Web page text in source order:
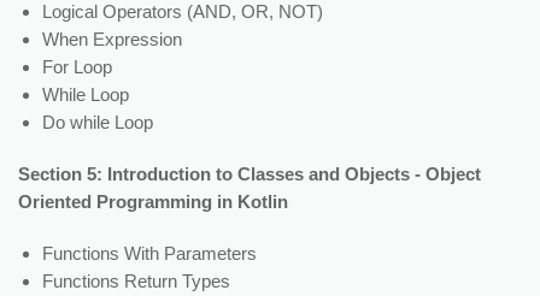
Logical Operators (AND, OR, NOT)
When Expression
For Loop
While Loop
Do while Loop
Section 5: Introduction to Classes and Objects - Object
Oriented Programming in Kotlin
Functions With Parameters
Functions Return Types